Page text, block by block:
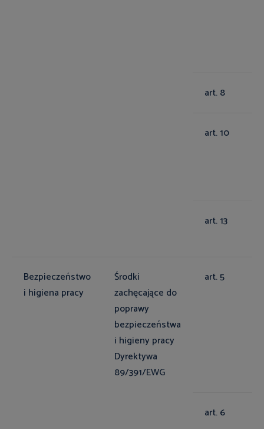
art. 8
art. 10
art. 13
Bezpieczeństwo
i higiena pracy
Środki
zachęcające do
poprawy
bezpieczeństwa
i higieny pracy
Dyrektywa
89/391/EWG
art. 5
art. 6